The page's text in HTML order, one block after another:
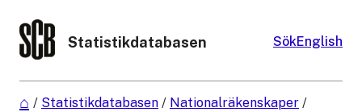
Statistikdatabasen SökEnglish
/ Statistikdatabasen / Nationalräkenskaper /